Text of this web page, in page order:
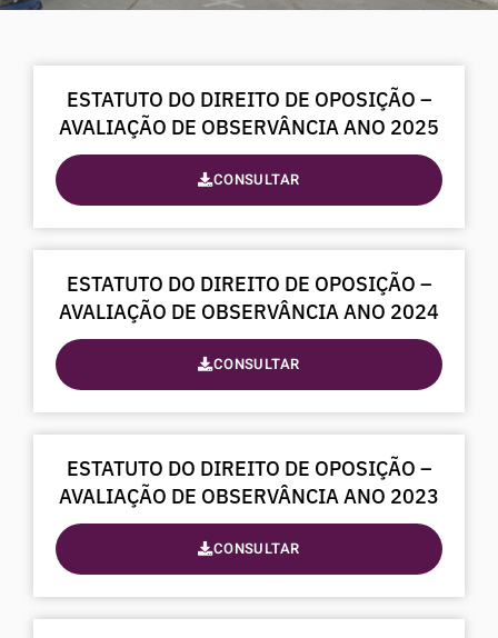
ESTATUTO DO DIREITO DE OPOSIÇÃO –
AVALIAÇÃO DE OBSERVÂNCIA ANO 2025
CONSULTAR
ESTATUTO DO DIREITO DE OPOSIÇÃO –
AVALIAÇÃO DE OBSERVÂNCIA ANO 2024
CONSULTAR
ESTATUTO DO DIREITO DE OPOSIÇÃO –
AVALIAÇÃO DE OBSERVÂNCIA ANO 2023
CONSULTAR